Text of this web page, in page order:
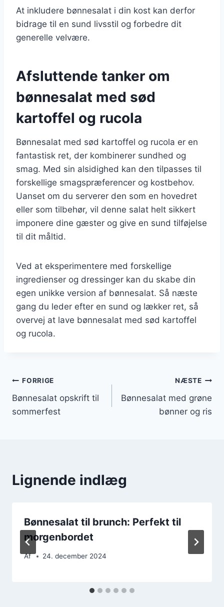
At inkludere bønnesalat i din kost kan derfor
bidrage til en sund livsstil og forbedre dit
generelle velvære.
Afsluttende tanker om
bønnesalat med sød
kartoffel og rucola
Bønnesalat med sød kartoffel og rucola er en
fantastisk ret, der kombinerer sundhed og
smag. Med sin alsidighed kan den tilpasses til
forskellige smagspræferencer og kostbehov.
Uanset om du serverer den som en hovedret
eller som tilbehør, vil denne salat helt sikkert
imponere dine gæster og give en sund tilføjelse
til dit måltid.
Ved at eksperimentere med forskellige
ingredienser og dressinger kan du skabe din
egen unikke version af bønnesalat. Så næste
gang du leder efter en sund og lækker ret, så
overvej at lave bønnesalat med sød kartoffel
og rucola.
Indlægsnavigation
FORRIGE
Bønnesalat opskrift til
sommerfest
NÆSTE
Bønnesalat med grøne
bønner og ris
Lignende indlæg
Bønnesalat til brunch: Perfekt til
morgenbordet
Af 24. december 2024